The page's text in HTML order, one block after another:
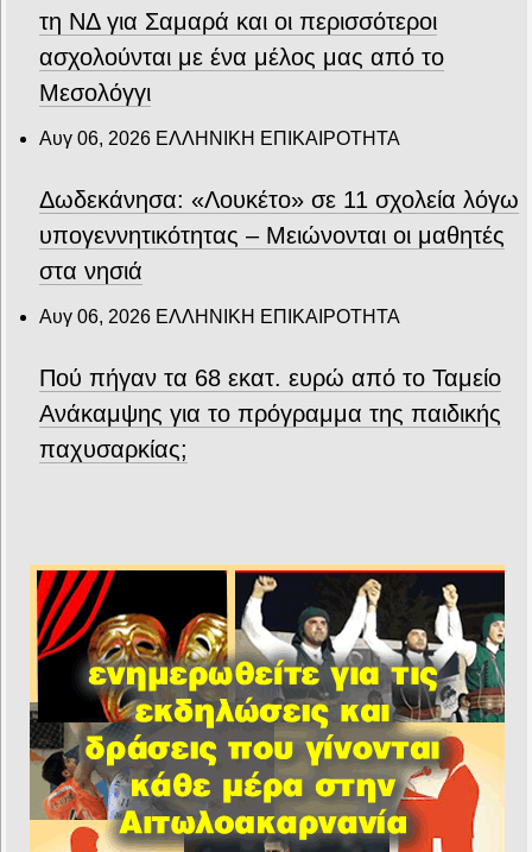
τη ΝΔ για Σαμαρά και οι περισσότεροι
ασχολούνται με ένα μέλος μας από το
Μεσολόγγι
Αυγ 06, 2026 ΕΛΛΗΝΙΚΗ ΕΠΙΚΑΙΡΟΤΗΤΑ
Δωδεκάνησα: «Λουκέτο» σε 11 σχολεία λόγω
υπογεννητικότητας – Μειώνονται οι μαθητές
στα νησιά
Αυγ 06, 2026 ΕΛΛΗΝΙΚΗ ΕΠΙΚΑΙΡΟΤΗΤΑ
Πού πήγαν τα 68 εκατ. ευρώ από το Ταμείο
Ανάκαμψης για το πρόγραμμα της παιδικής
παχυσαρκίας;